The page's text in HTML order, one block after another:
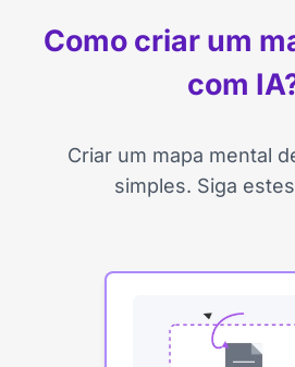
Como criar um
com
Criar um mapa mental
simples. Siga